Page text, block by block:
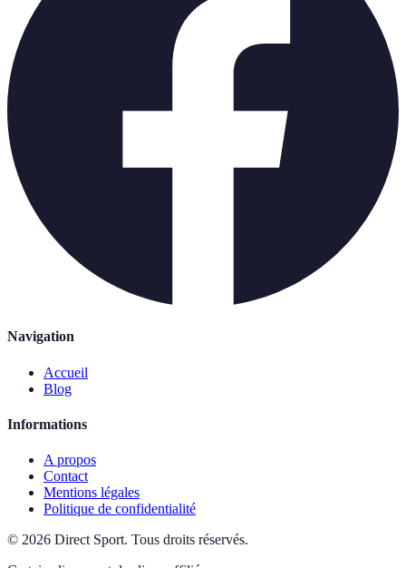
Navigation
Accueil
Blog
Informations
A propos
Contact
Mentions légales
Politique de confidentialité
© 2026 Direct Sport. Tous droits réservés.